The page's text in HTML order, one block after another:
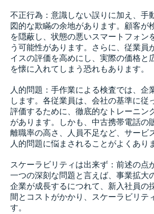
不正行為：意識しない誤りに加え、手
図的な欺瞞の余地があります。顧客が
を隠蔽し、状態の悪いスマートフォン
う可能性があります。さらに、従業員
イスの評価を高めにし、実際の価格と
を懐に入れてしまう恐れもあります。
人的問題：手作業による検査では、企
します。各従業員は、会社の基準に従
評価するために、徹底的なトレーニン
があります。しかも、中古携帯電話の
離職率の高さ、人員不足など、サービ
人的問題に悩まされることがよくあり
スケーラビリティは出来ず：前述の点
一つの深刻な問題と言えば、事業拡大
企業が成長するにつれて、新入社員の
間とコストがかかり、スケーラビリテ
す。